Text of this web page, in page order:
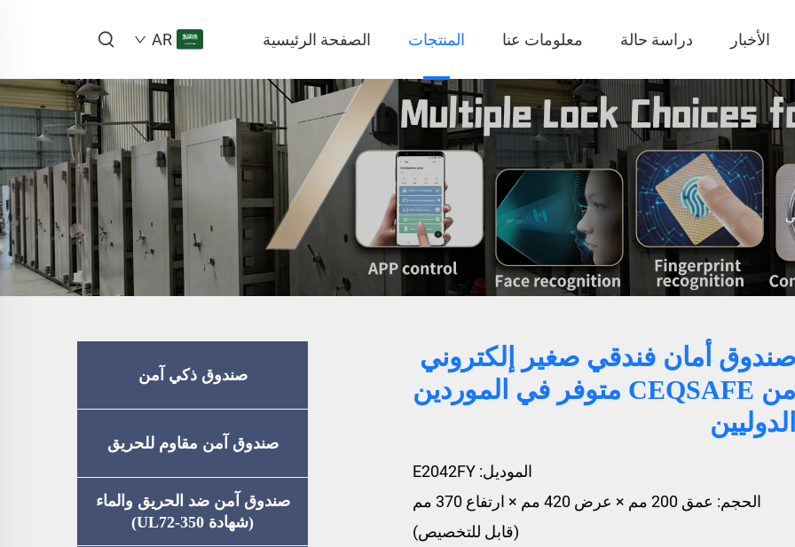
الصفحة الرئيسية المنتجات معلومات عنا دراسة حالة الأخبار AR
صندوق ذكي آمن
صندوق آمن مقاوم للحريق
صندوق آمن ضد الحريق والماء
(شهادة UL72-350)
صندوق أمان فندقي صغير إلكتروني
من CEQSAFE متوفر في الموردين
الدوليين
الموديل: E2042FY
الحجم: عمق 200 مم × عرض 420 مم × ارتفاع 370 مم
(قابل للتخصيص)